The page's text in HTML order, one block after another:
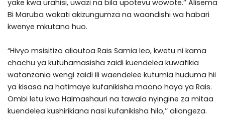
yake kwa urahisi, uwazi na bila upotevu wowote.’’ Alisema
Bi Maruba wakati akizungumza na waandishi wa habari
kwenye mkutano huo.
“Hivyo msisitizo alioutoa Rais Samia leo, kwetu ni kama
chachu ya kutuhamasisha zaidi kuendelea kuwafikia
watanzania wengi zaidi ili waendelee kutumia huduma hii
ya kisasa na hatimaye kufanikisha maono haya ya Rais.
Ombi letu kwa Halmashauri na tawala nyingine za mitaa
kuendelea kushirikiana nasi kufanikisha hilo,’’ aliongeza.